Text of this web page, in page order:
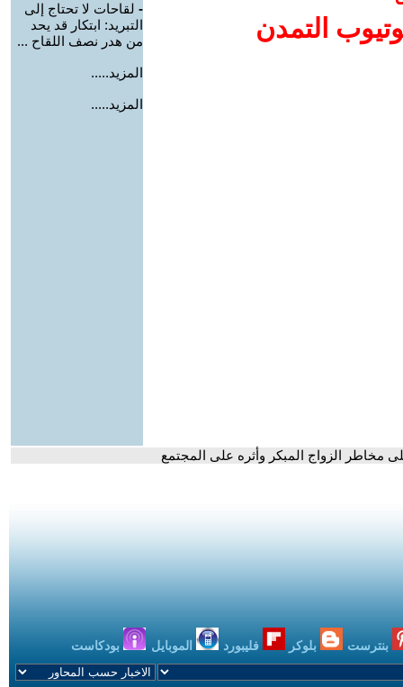
التمدن
- لقاحات لا تحتاج إلى
التبريد: ابتكار قد يحد
من هدر نصف اللقاح ...
المزيد.....
المزيد.....
مخاطر الزواج المبكر وأثره على المجتمع
بنترست بلوكر فليبورد الموبايل بودكاست